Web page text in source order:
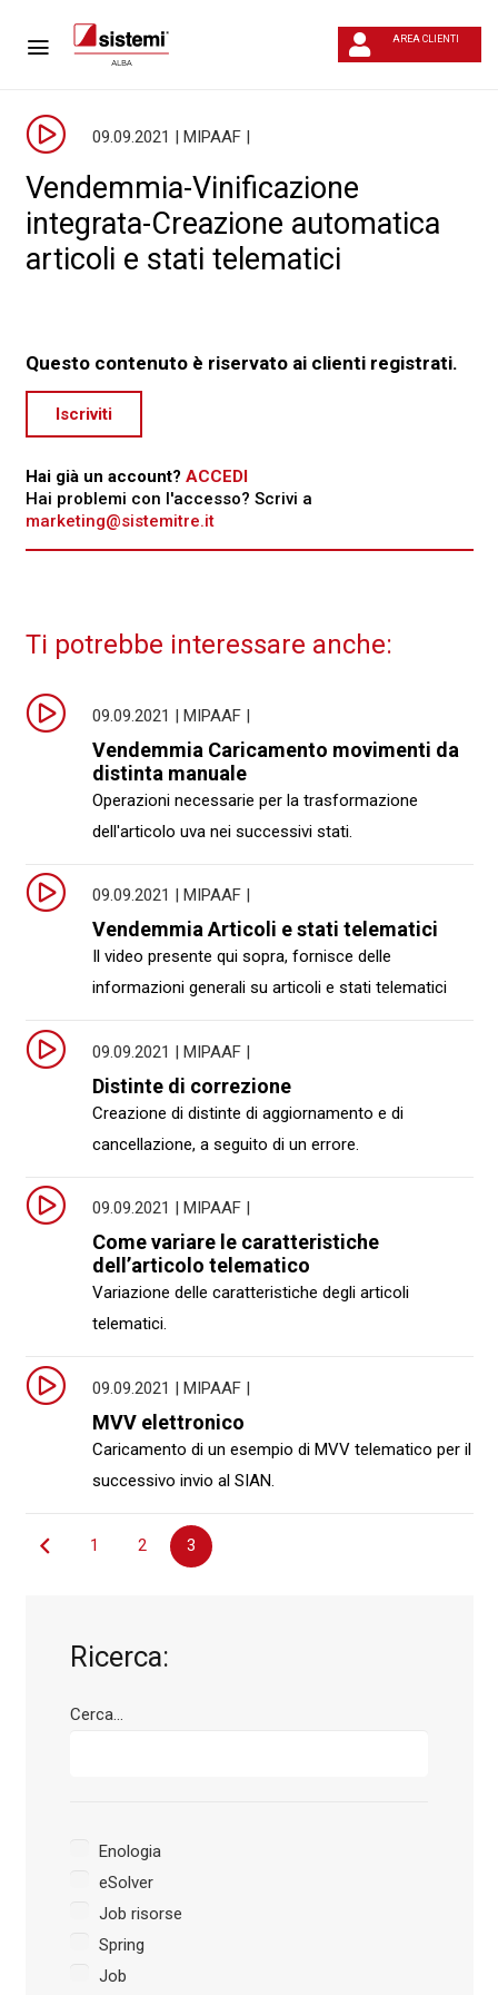
AREA CLIENTI
09.09.2021 | MIPAAF |
Vendemmia-Vinificazione
integrata-Creazione automatica
articoli e stati telematici
Questo contenuto è riservato ai clienti registrati.
Iscriviti
Hai già un account? ACCEDI
Hai problemi con l'accesso? Scrivi a
marketing@sistemitre.it
Ti potrebbe interessare anche:
09.09.2021 | MIPAAF |
Vendemmia Caricamento movimenti da
distinta manuale
Operazioni necessarie per la trasformazione
dell'articolo uva nei successivi stati.
09.09.2021 | MIPAAF |
Vendemmia Articoli e stati telematici
Il video presente qui sopra, fornisce delle
informazioni generali su articoli e stati telematici
09.09.2021 | MIPAAF |
Distinte di correzione
Creazione di distinte di aggiornamento e di
cancellazione, a seguito di un errore.
09.09.2021 | MIPAAF |
Come variare le caratteristiche
dell’articolo telematico
Variazione delle caratteristiche degli articoli
telematici.
09.09.2021 | MIPAAF |
MVV elettronico
Caricamento di un esempio di MVV telematico per il
successivo invio al SIAN.
Navigazione
1 2 3
Ricerca:
Cerca...
Enologia
eSolver
Job risorse
Spring
Job